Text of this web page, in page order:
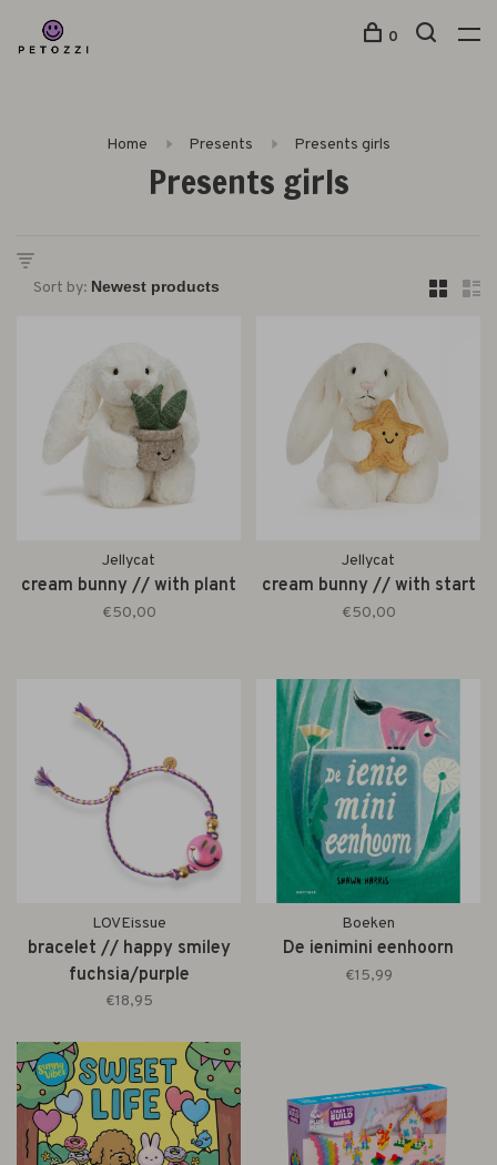
0
Home Presents Presents girls
Presents girls
Sort by:
Jellycat
cream bunny // with plant
€50,00
Jellycat
cream bunny // with start
€50,00
LOVEissue
bracelet // happy smiley
fuchsia/purple
€18,95
Boeken
De ienimini eenhoorn
€15,99